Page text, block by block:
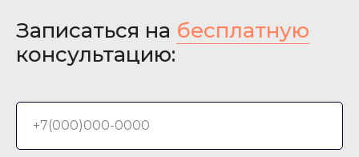
Записаться на бесплатную
консультацию: